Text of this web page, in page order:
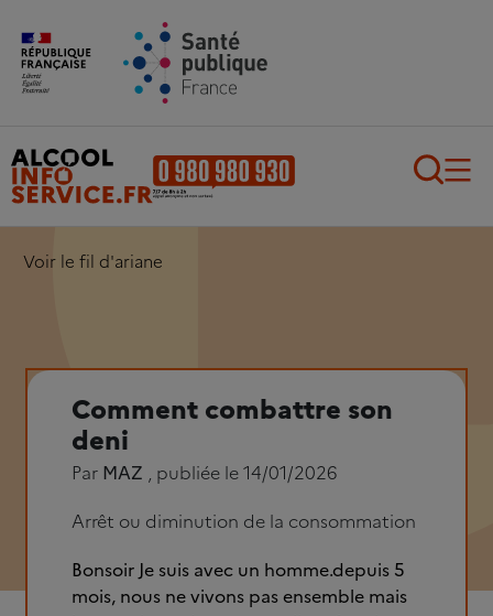
Aller au contenu principal
Voir le fil d'ariane
Comment combattre son
deni
Par MAZ , publiée le 14/01/2026
Arrêt ou diminution de la consommation
Bonsoir Je suis avec un homme.depuis 5
mois, nous ne vivons pas ensemble mais